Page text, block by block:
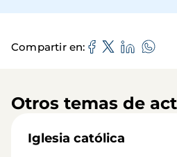
Compartir en
Otros temas de
Iglesia católica